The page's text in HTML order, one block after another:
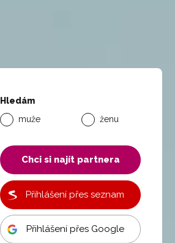
Hledám
muže
ženu
Chci si najít partnera
Přihlášení přes seznam
Přihlášení přes Google